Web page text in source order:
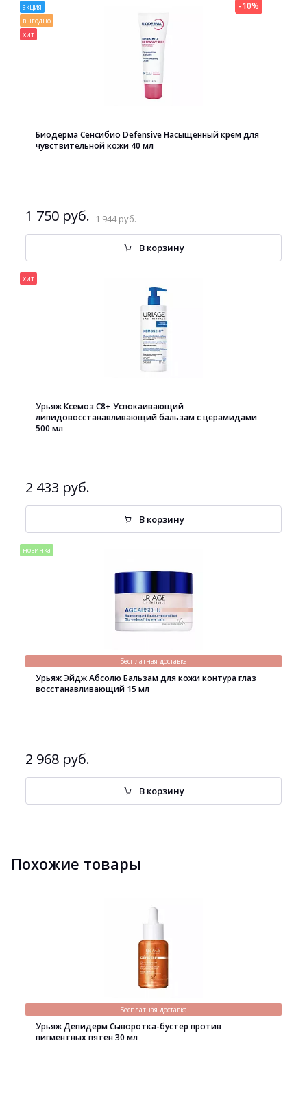
акция
выгодно
хит
Биодерма Сенсибио Defensive Насыщенный крем для
чувствительной кожи 40 мл
1 750 руб. 1 944 руб.
-10%
В корзину
хит
Урьяж Ксемоз С8+ Успокаивающий
липидовосстанавливающий бальзам с церамидами
500 мл
2 433 руб.
В корзину
новинка
Бесплатная доставка
Урьяж Эйдж Абсолю Бальзам для кожи контура глаз
восстанавливающий 15 мл
2 968 руб.
В корзину
Похожие товары
Бесплатная доставка
Урьяж Депидерм Сыворотка-бустер против
пигментных пятен 30 мл